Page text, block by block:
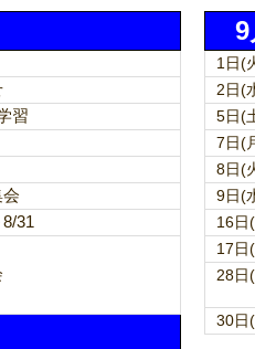
習
31
9
1日(
2日(
5日(
7日(
8日(
9日(
16日
17日
28日
30日